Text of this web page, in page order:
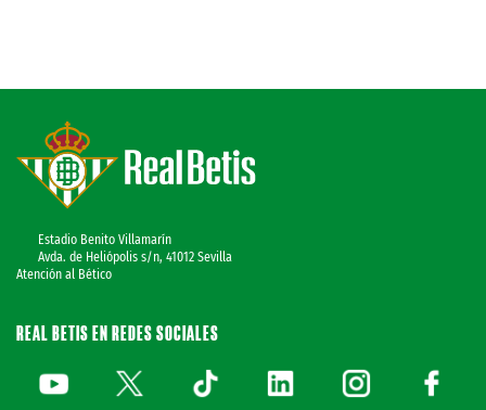
Estadio Benito Villamarín
Avda. de Heliópolis s/n, 41012 Sevilla
Atención al Bético
REAL BETIS EN REDES SOCIALES